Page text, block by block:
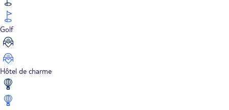
Golf
Hôtel de charme